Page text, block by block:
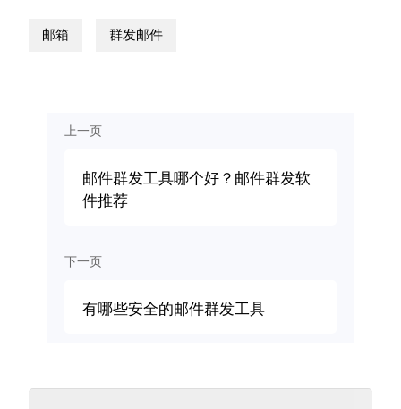
邮箱 群发邮件
上一页
邮件群发工具哪个好？邮件群发软
件推荐
下一页
有哪些安全的邮件群发工具